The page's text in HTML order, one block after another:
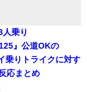
人乗り
』公道OKの
乗りトライクに対す
応まとめ